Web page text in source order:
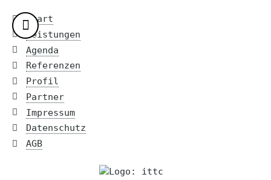
Start
Leistungen
Agenda
Referenzen
Profil
Partner
Impressum
Datenschutz
AGB